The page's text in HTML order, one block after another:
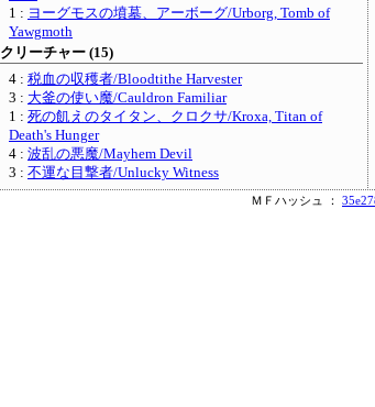
1 : ヨーグモスの墳墓、アーボーグ/Urborg, Tomb of
Yawgmoth
クリーチャー (15)
4 : 税血の収穫者/Bloodtithe Harvester
3 : 大釜の使い魔/Cauldron Familiar
1 : 死の飢えのタイタン、クロクサ/Kroxa, Titan of
Death's Hunger
4 : 波乱の悪魔/Mayhem Devil
3 : 不運な目撃者/Unlucky Witness
ＭＦハッシュ ：